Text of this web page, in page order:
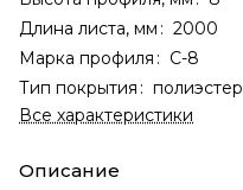
Длина листа, мм : 2000
Марка профиля : С-8
Тип покрытия : полиэстер
Все характеристики
Описание